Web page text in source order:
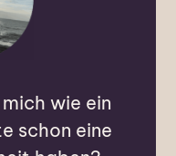
wie ein
schon eine